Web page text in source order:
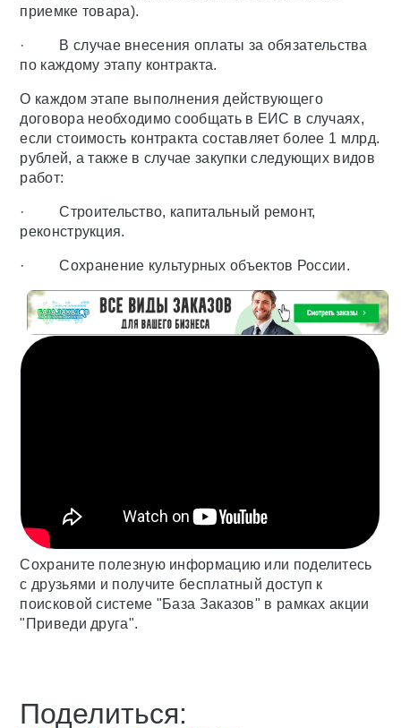
приемке товара).
· В случае внесения оплаты за обязательства
по каждому этапу контракта.
О каждом этапе выполнения действующего
договора необходимо сообщать в ЕИС в случаях,
если стоимость контракта составляет более 1 млрд.
рублей, а также в случае закупки следующих видов
работ:
· Строительство, капитальный ремонт,
реконструкция.
· Сохранение культурных объектов России.
Сохраните полезную информацию или поделитесь
с друзьями и получите бесплатный доступ к
поисковой системе "База Заказов" в рамках акции
"Приведи друга".
Поделиться: